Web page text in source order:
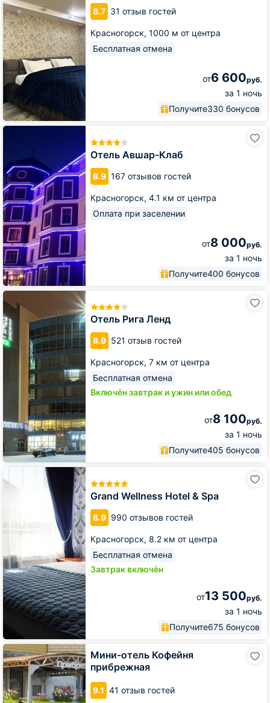
8.7 31 отзыв гостей
Красногорск, 1000 м от центра
Бесплатная отмена
от6 600руб.
за 1 ночь
Получите330 бонусов
Отель Авшар-Клаб
8.9 167 отзывов гостей
Красногорск, 4.1 км от центра
Оплата при заселении
от8 000руб.
за 1 ночь
Получите400 бонусов
Отель
Отель Рига Ленд
8.9 521 отзыв гостей
Красногорск, 7 км от центра
Бесплатная отмена
Включён завтрак и ужин или обед
от8 100руб.
за 1 ночь
Получите405 бонусов
Отель
Рига
Ленд
Grand Wellness Hotel & Spa
8.9 990 отзывов гостей
Красногорск, 8.2 км от центра
Бесплатная отмена
Завтрак включён
от13 500руб.
за 1 ночь
Получите675 бонусов
Wellness
Мини-отель Кофейня
прибрежная
9.1 41 отзыв гостей
Мини-
отель
Кофейня
прибрежная